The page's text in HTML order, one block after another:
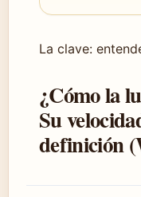
La clave:
¿Cómo la
Su
definición